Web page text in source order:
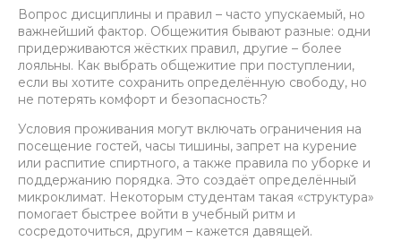
Вопрос дисциплины и правил – часто упускаемый, но
важнейший фактор. Общежития бывают разные: одни
придерживаются жёстких правил, другие – более
лояльны. Как выбрать общежитие при поступлении,
если вы хотите сохранить определённую свободу, но
не потерять комфорт и безопасность?
Условия проживания могут включать ограничения на
посещение гостей, часы тишины, запрет на курение
или распитие спиртного, а также правила по уборке и
поддержанию порядка. Это создаёт определённый
микроклимат. Некоторым студентам такая «структура»
помогает быстрее войти в учебный ритм и
сосредоточиться, другим – кажется давящей.